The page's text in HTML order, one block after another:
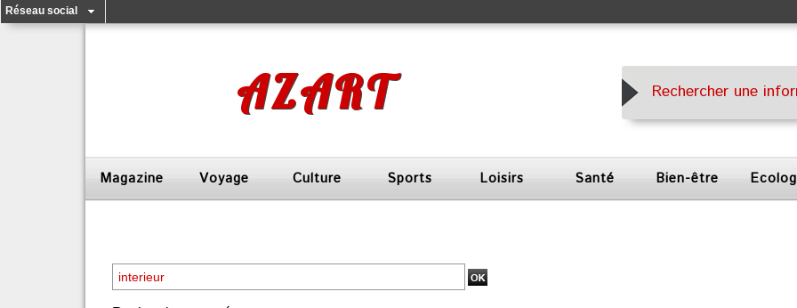
Réseau social
AZART
Magazine Voyage Culture Sports Loisirs Santé Bien-être